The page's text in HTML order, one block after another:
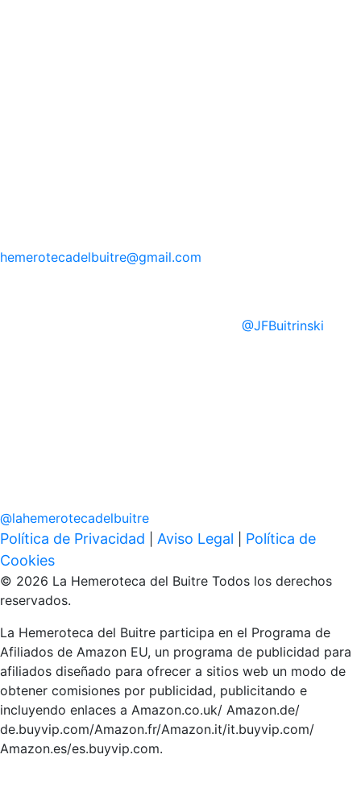
hemerotecadelbuitre@gmail.com
@JFBuitrinski
@lahemerotecadelbuitre
Política de Privacidad Aviso Legal
Política de
Cookies
© 2026 La Hemeroteca del Buitre Todos los derechos
reservados.
La Hemeroteca del Buitre participa en el Programa de
Afiliados de Amazon EU, un programa de publicidad para
afiliados diseñado para ofrecer a sitios web un modo de
obtener comisiones por publicidad, publicitando e
incluyendo enlaces a Amazon.co.uk/ Amazon.de/
de.buyvip.com/Amazon.fr/Amazon.it/it.buyvip.com/
Amazon.es/es.buyvip.com.